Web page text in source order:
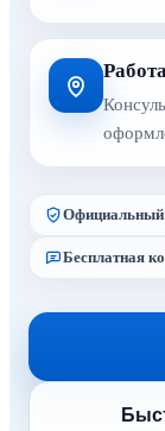
Официальный
Бесплатная